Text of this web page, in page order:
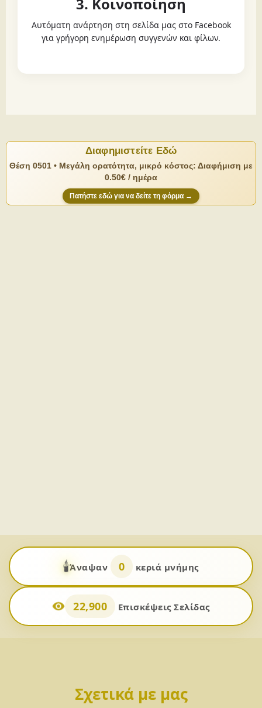
Αυτόματη ανάρτηση στη σελίδα μας στο Facebook
για γρήγορη ενημέρωση συγγενών και φίλων.
Διαφημιστείτε Εδώ
Θέση 0501 • Μεγάλη ορατότητα, μικρό κόστος: Διαφήμιση με
0.50€ / ημέρα
Πατήστε εδώ για να δείτε τη φόρμα →
🕯️Άναψαν 0 κεριά μνήμης
22,900 Επισκέψεις Σελίδας
Σχετικά με μας